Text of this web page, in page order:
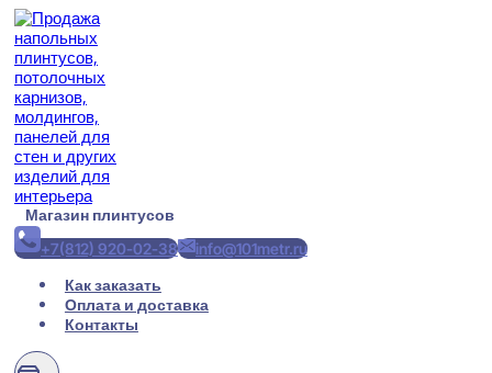
Перейти
содержимому
Магазин плинтусов
+7(812) 920-02-38
info@101metr.ru
Как заказать
Оплата и доставка
Контакты